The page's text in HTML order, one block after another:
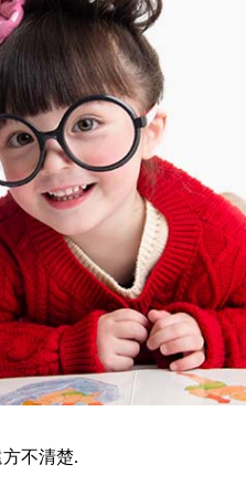
不清楚.